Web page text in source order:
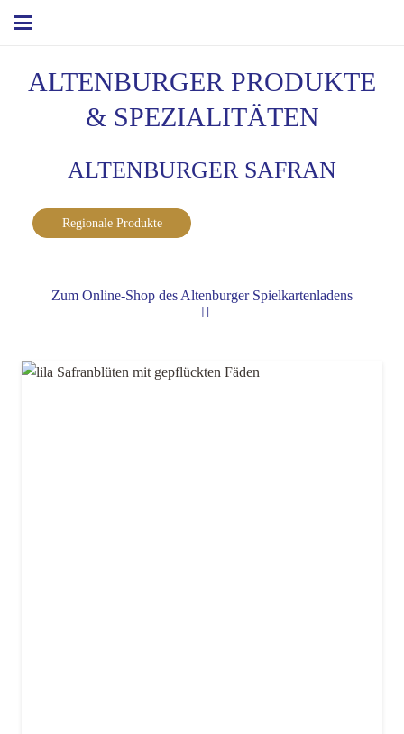
ALTENBURGER PRODUKTE
& SPEZIALITÄTEN
ALTENBURGER SAFRAN
Regionale Produkte
Zum Online-Shop des Altenburger Spielkartenladens